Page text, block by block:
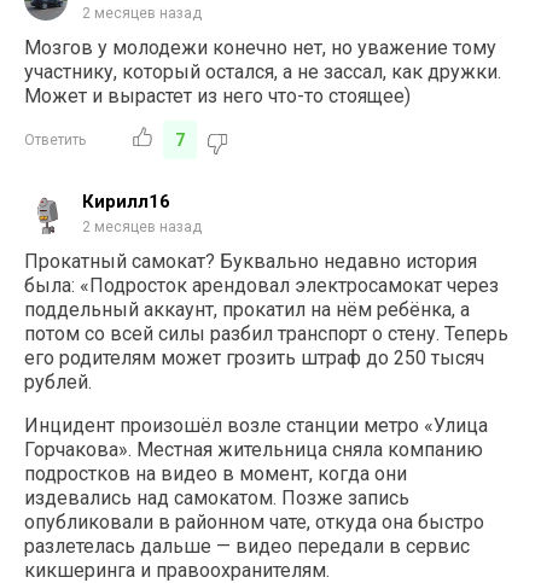
2 месяцев назад
Мозгов у молодежи конечно нет, но уважение тому
участнику, который остался, а не зассал, как дружки.
Может и вырастет из него что-то стоящее)
Ответить 7
Кирилл16
2 месяцев назад
Прокатный самокат? Буквально недавно история
была: «Подросток арендовал электросамокат через
поддельный аккаунт, прокатил на нём ребёнка, а
потом со всей силы разбил транспорт о стену. Теперь
его родителям может грозить штраф до 250 тысяч
рублей.
Инцидент произошёл возле станции метро «Улица
Горчакова». Местная жительница сняла компанию
подростков на видео в момент, когда они
издевались над самокатом. Позже запись
опубликовали в районном чате, откуда она быстро
разлетелась дальше — видео передали в сервис
кикшеринга и правоохранителям.